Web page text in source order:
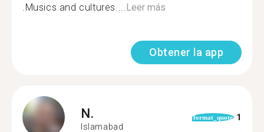
.Musics and cultures....Leer más
Obtener la app
N.
Islamabad
format_quote 1